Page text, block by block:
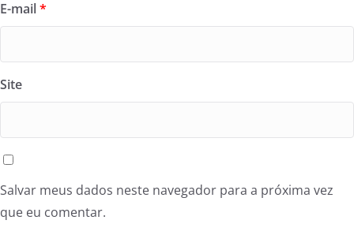
E-mail*
Site
Salvar meus dados neste navegador para a próxima vez
que eu comentar.